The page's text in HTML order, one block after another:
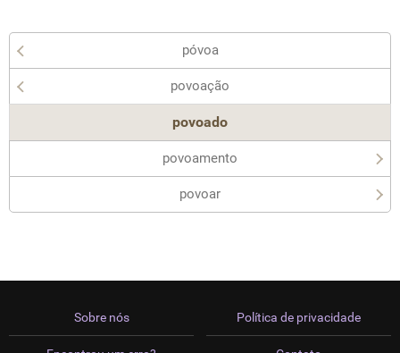
póvoa
povoação
povoado
povoamento
povoar
Sobre nós Política de privacidade